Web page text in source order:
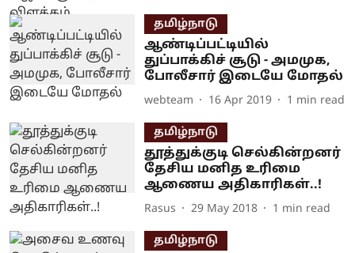
தமிழ்நாடு
ஆண்டிப்பட்டியில்
துப்பாக்கிச் சூடு - அமமுக,
போலீசார் இடையே மோதல்
webteam 16 Apr 2019 1 min read
தமிழ்நாடு
தூத்துக்குடி செல்கின்றனர்
தேசிய மனித உரிமை
ஆணைய அதிகாரிகள்..!
Rasus 29 May 2018 1 min read
தமிழ்நாடு